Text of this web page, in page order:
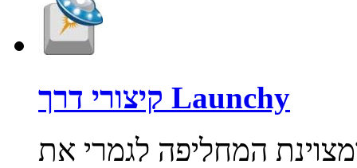
קיצורי דרך Launchy
המחליפה לגמרי את